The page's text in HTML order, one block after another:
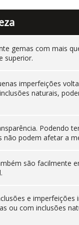
gemas com mais
superior.
imperfeições
naturais,
Podendo
não podem afetar a
são facilmente
e
ou com inclusões